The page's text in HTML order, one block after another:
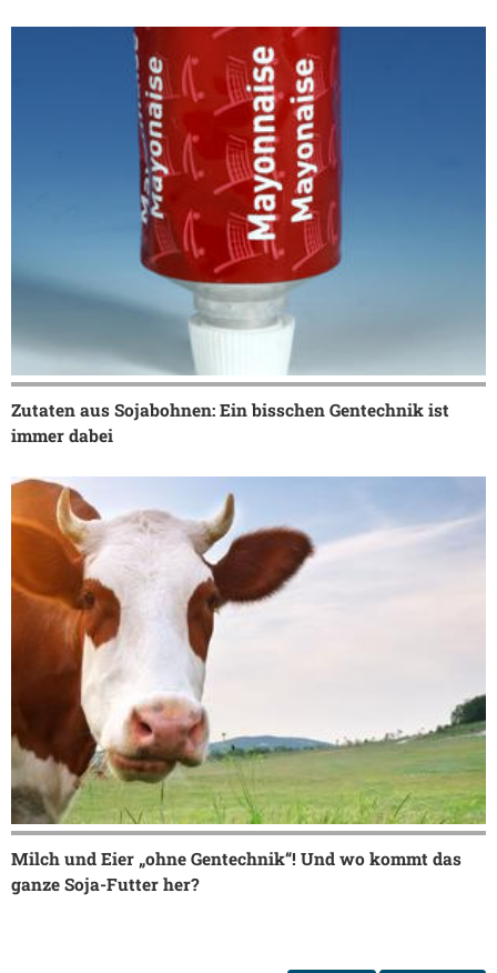
Zutaten aus Sojabohnen: Ein bisschen Gentechnik ist
immer dabei
Milch und Eier „ohne Gentechnik“! Und wo kommt das
ganze Soja-Futter her?